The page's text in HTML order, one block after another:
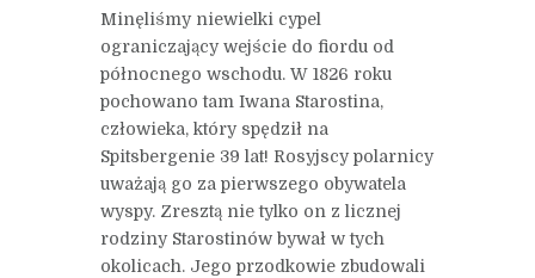
Minęliśmy niewielki cypel
ograniczający wejście do fiordu od
północnego wschodu. W 1826 roku
pochowano tam Iwana Starostina,
człowieka, który spędził na
Spitsbergenie 39 lat! Rosyjscy polarnicy
uważają go za pierwszego obywatela
wyspy. Zresztą nie tylko on z licznej
rodziny Starostinów bywał w tych
okolicach. Jego przodkowie zbudowali